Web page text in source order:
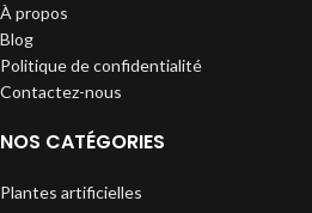
À propos
Blog
Politique de confidentialité
Contactez-nous
NOS CATÉGORIES
Plantes artificielles